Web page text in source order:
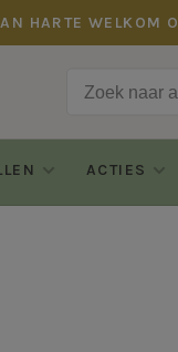
HARTE WELKOM
ACTIES